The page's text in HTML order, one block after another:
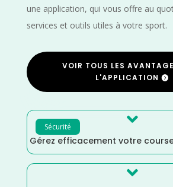
une application, qui vous offre au
services et outils utiles à votre sport.
VOIR TOUS LES
L'APPLICATION
Sécurité 
Gérez efficacement votre
